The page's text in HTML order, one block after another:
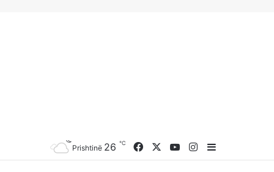
Prishtinë 26 ℃ FacebookYouTubeInstagram
Sidebar